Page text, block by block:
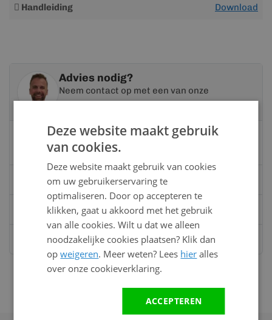
Handleiding Download
Advies nodig?
Neem contact op met een van onze
Vandaag bereikbaar
van 08:00 tot 17:00 uur
0528 - 355190
Mailinfo@kunststofbouwmateriaal.nl
Stuur ons een bericht opWhatsapp
Deze website maakt gebruik
van cookies.
Deze website maakt gebruik van cookies
om uw gebruikerservaring te
optimaliseren. Door op accepteren te
klikken, gaat u akkoord met het gebruik
van alle cookies. Wilt u dat we alleen
noodzakelijke cookies plaatsen? Klik dan
opweigeren. Meer weten? Lees hier alles
over onze cookieverklaring.
ACCEPTEREN